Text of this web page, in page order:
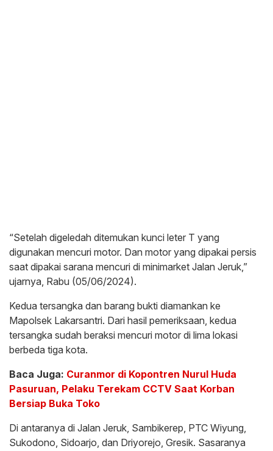
“Setelah digeledah ditemukan kunci leter T yang
digunakan mencuri motor. Dan motor yang dipakai persis
saat dipakai sarana mencuri di minimarket Jalan Jeruk,”
ujarnya, Rabu (05/06/2024).
Kedua tersangka dan barang bukti diamankan ke
Mapolsek Lakarsantri. Dari hasil pemeriksaan, kedua
tersangka sudah beraksi mencuri motor di lima lokasi
berbeda tiga kota.
Baca Juga: Curanmor di Kopontren Nurul Huda
Pasuruan, Pelaku Terekam CCTV Saat Korban
Bersiap Buka Toko
Di antaranya di Jalan Jeruk, Sambikerep, PTC Wiyung,
Sukodono, Sidoarjo, dan Driyorejo, Gresik. Sasaranya